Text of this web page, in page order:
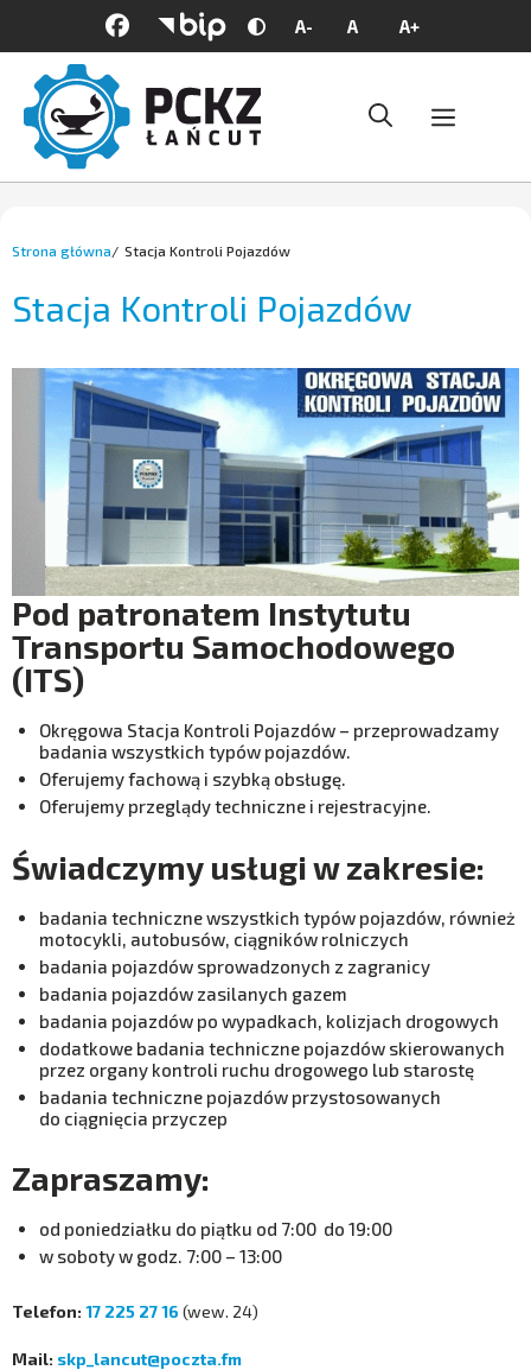
treści
Zmień
A-
Mniejsza
A
Domyślna
A+
Większa
Menu
Strona główna Stacja Kontroli Pojazdów
Stacja Kontroli Pojazdów
Pod patronatem Instytutu
Transportu Samochodowego
(ITS)
Okręgowa Stacja Kontroli Pojazdów – przeprowadzamy
badania wszystkich typów pojazdów.
Oferujemy fachową i szybką obsługę.
Oferujemy przeglądy techniczne i rejestracyjne.
Świadczymy usługi w zakresie:
badania techniczne wszystkich typów pojazdów, również
motocykli, autobusów, ciągników rolniczych
badania pojazdów sprowadzonych z zagranicy
badania pojazdów zasilanych gazem
badania pojazdów po wypadkach, kolizjach drogowych
dodatkowe badania techniczne pojazdów skierowanych
przez organy kontroli ruchu drogowego lub starostę
badania techniczne pojazdów przystosowanych
do ciągnięcia przyczep
Zapraszamy:
od poniedziałku do piątku od 7:00 do 19:00
w soboty w godz. 7:00 – 13:00
Telefon: 17 225 27 16 (wew. 24)
Mail: skp_lancut@poczta.fm